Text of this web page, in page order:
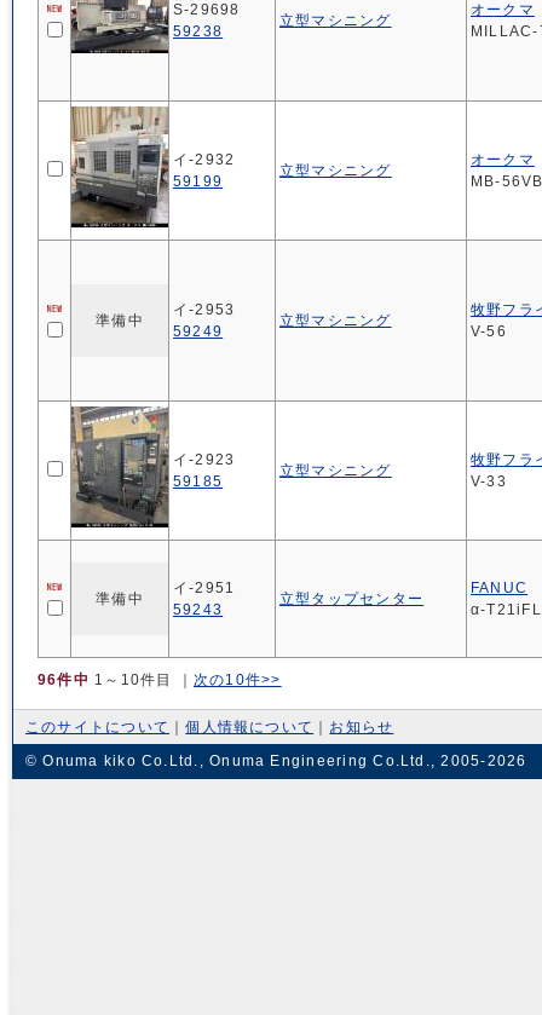
96件中 1～10件目 次の10件>>
S-29698
59238
立型マシニング
オークマ
イ-2932
59199
立型マシニング
オークマ
MB-
準備中
イ-2953
59249
立型マシニング
牧野フラ
V-56
イ-2923
59185
立型マシニング
牧野フラ
V-33
準備中
イ-2951
59243
立型タップセンター
FANUC
α-T21iFL
このサイトについて ｜個人情報について
お知らせ
© Onuma kiko Co.Ltd., Onuma Engineering Co.Ltd., 2005-2026